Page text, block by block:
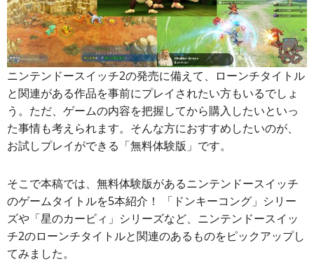
ニンテンドースイッチ2の発売に備えて、ローンチタイトル
と関連がある作品を事前にプレイされたい方もいるでしょ
う。ただ、ゲームの内容を把握してから購入したいといっ
た事情も考えられます。そんな方におすすめしたいのが、
お試しプレイができる「無料体験版」です。
そこで本稿では、無料体験版があるニンテンドースイッチ
のゲームタイトルを5本紹介！ 「ドンキーコング」シリー
ズや「星のカービィ」シリーズなど、ニンテンドースイッ
チ2のローンチタイトルと関連のあるものをピックアップし
てみました。